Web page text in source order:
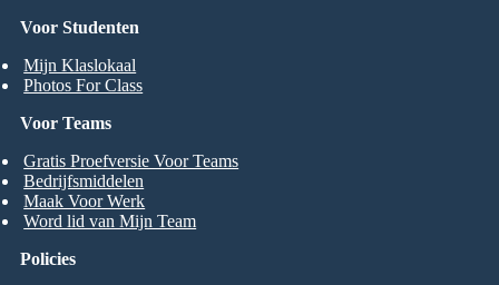
Voor Studenten
Mijn Klaslokaal
Photos For Class
Voor Teams
Gratis Proefversie Voor Teams
Bedrijfsmiddelen
Maak Voor Werk
Word lid van Mijn Team
Policies